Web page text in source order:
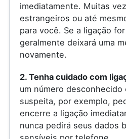
imediatamente. Muitas
estrangeiros ou até
para você. Se a ligação
geralmente deixará uma
novamente.
2. Tenha cuidado com
um número
suspeita, por exemplo,
encerre a ligação
nunca pedirá seus dados